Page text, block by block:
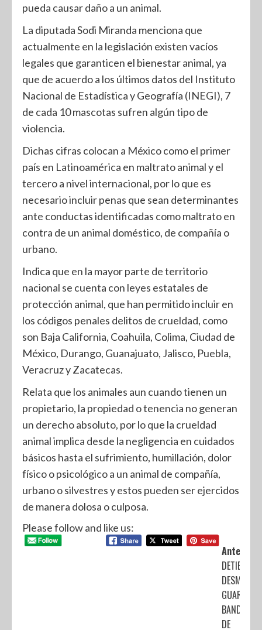
pueda causar daño a un animal.
La diputada Sodi Miranda menciona que
actualmente en la legislación existen vacíos
legales que garanticen el bienestar animal, ya
que de acuerdo a los últimos datos del Instituto
Nacional de Estadística y Geografía (INEGI), 7
de cada 10 mascotas sufren algún tipo de
violencia.
Dichas cifras colocan a México como el primer
país en Latinoamérica en maltrato animal y el
tercero a nivel internacional, por lo que es
necesario incluir penas que sean determinantes
ante conductas identificadas como maltrato en
contra de un animal doméstico, de compañía o
urbano.
Indica que en la mayor parte de territorio
nacional se cuenta con leyes estatales de
protección animal, que han permitido incluir en
los códigos penales delitos de crueldad, como
son Baja California, Coahuila, Colima, Ciudad de
México, Durango, Guanajuato, Jalisco, Puebla,
Veracruz y Zacatecas.
Relata que los animales aun cuando tienen un
propietario, la propiedad o tenencia no generan
un derecho absoluto, por lo que la crueldad
animal implica desde la negligencia en cuidados
básicos hasta el sufrimiento, humillación, dolor
físico o psicológico a un animal de compañía,
urbano o silvestres y estos pueden ser ejercidos
de manera dolosa o culposa.
Please follow and like us:
Anterior:
DETIENE Y
GUARDIA
BANDA DE
DE